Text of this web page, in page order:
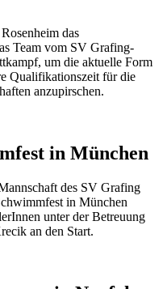
das
Team vom SV Grafing-
um die aktuelle Form
Qualifikationszeit für die
anzupirschen.
in München
des SV Grafing
in München
unter der Betreuung
an den Start.